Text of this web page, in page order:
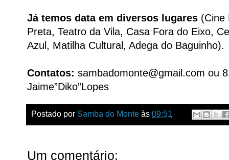
Já temos data em diversos lugares (Cine
Preta, Teatro da Vila, Casa Fora do Eixo,
Azul, Matilha Cultural, Adega do Baguinho).
Contatos: sambadomonte@gmail.com ou
Jaime”Diko”Lopes
Postado por Samba do Monte às 09:51
Um comentário: